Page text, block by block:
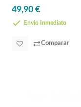
49,90 €
Envío Inmediato
Comparar